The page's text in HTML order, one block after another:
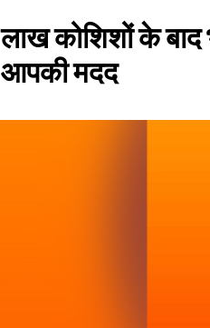
लाख कोशिशों के बाद
आपकी मदद